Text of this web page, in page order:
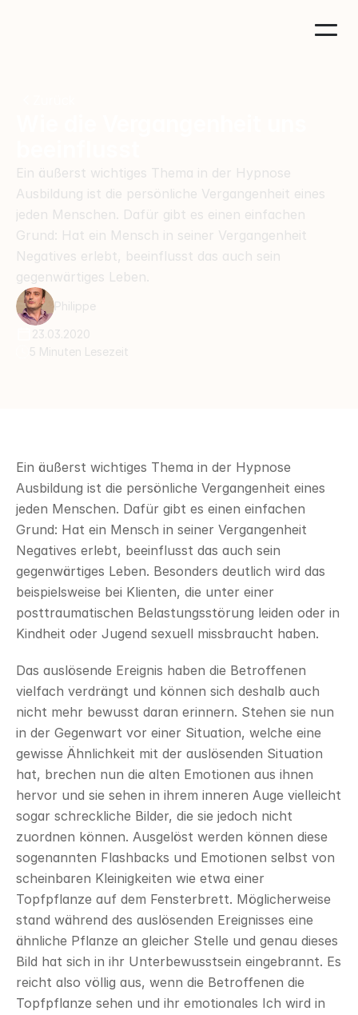
Ein äußerst wichtiges Thema in der Hypnose
Ausbildung ist die persönliche Vergangenheit eines
jeden Menschen. Dafür gibt es einen einfachen
Grund: Hat ein Mensch in seiner Vergangenheit
Negatives erlebt, beeinflusst das auch sein
gegenwärtiges Leben.
Philippe
23.03.2020
5 Minuten Lesezeit
Ein äußerst wichtiges Thema in der Hypnose
Ausbildung ist die persönliche Vergangenheit eines
jeden Menschen. Dafür gibt es einen einfachen
Grund: Hat ein Mensch in seiner Vergangenheit
Negatives erlebt, beeinflusst das auch sein
gegenwärtiges Leben. Besonders deutlich wird das
beispielsweise bei Klienten, die unter einer
posttraumatischen Belastungsstörung leiden oder in
Kindheit oder Jugend sexuell missbraucht haben.
Das auslösende Ereignis haben die Betroffenen
vielfach verdrängt und können sich deshalb auch
nicht mehr bewusst daran erinnern. Stehen sie nun
in der Gegenwart vor einer Situation, welche eine
gewisse Ähnlichkeit mit der auslösenden Situation
hat, brechen nun die alten Emotionen aus ihnen
hervor und sie sehen in ihrem inneren Auge vielleicht
sogar schreckliche Bilder, die sie jedoch nicht
zuordnen können. Ausgelöst werden können diese
sogenannten Flashbacks und Emotionen selbst von
scheinbaren Kleinigkeiten wie etwa einer
Topfpflanze auf dem Fensterbrett. Möglicherweise
stand während des auslösenden Ereignisses eine
ähnliche Pflanze an gleicher Stelle und genau dieses
Bild hat sich in ihr Unterbewusstsein eingebrannt. Es
reicht also völlig aus, wenn die Betroffenen die
Topfpflanze sehen und ihr emotionales Ich wird in